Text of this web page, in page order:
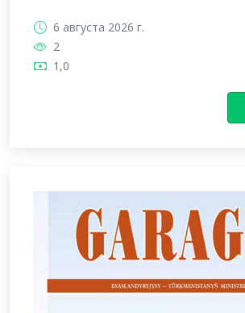
6 августа 2026 г.
2
1,0